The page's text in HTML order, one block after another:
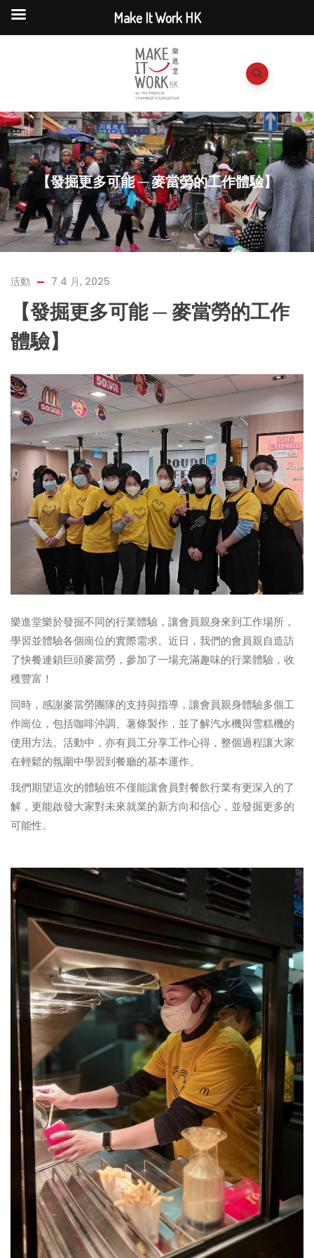
【發掘更多可能 ─ 麥當勞的工作體驗】
活動 7 4 月, 2025
【發掘更多可能 ─ 麥當勞的工作
體驗】
樂進堂樂於發掘不同的行業體驗，讓會員親身來到工作場所，
學習並體驗各個崗位的實際需求。近日，我們的會員親自造訪
了快餐連鎖巨頭麥當勞，參加了一場充滿趣味的行業體驗，收
穫豐富！
同時，感謝麥當勞團隊的支持與指導，讓會員親身體驗多個工
作崗位，包括咖啡沖調、薯條製作，並了解汽水機與雪糕機的
使用方法。活動中，亦有員工分享工作心得，整個過程讓大家
在輕鬆的氛圍中學習到餐廳的基本運作。
我們期望這次的體驗班不僅能讓會員對餐飲行業有更深入的了
解，更能啟發大家對未來就業的新方向和信心，並發掘更多的
可能性。
Make It Work HK